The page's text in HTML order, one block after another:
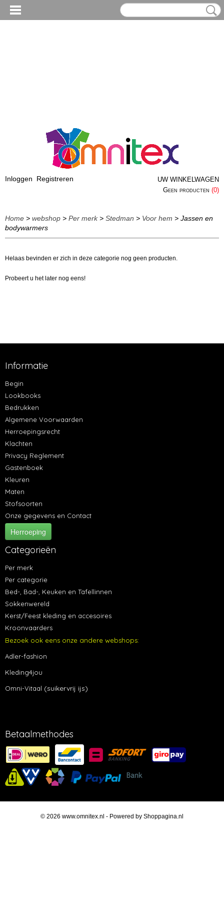
Inloggen Registreren
UW WINKELWAGEN
Geen producten (0)
Home > webshop > Per merk> Stedman > Voor hem > Jassen en
bodywarmers
Helaas bevinden er zich in deze categorie nog geen producten.
Probeert u het later nog eens!
Informatie
Begin
Lookbooks
Bedrukken
Algemene Voorwaarden
Herroepingsrecht
Klachten
Privacy Reglement
Gastenboek
Kleuren
Maten
Stofsoorten
Onze gegevens en Contact
Herroeping
Categorieën
Per merk
Per categorie
Bed-, Bad-, Keuken en Tafellinnen
Sokkenwereld
Kerst/Feest kleding en accesoires
Kroonvaarders
Bezoek ook eens onze andere webshops:
Adler-fashion
Kleding4jou
Omni-Vitaal (suikervrij ijs)
Betaalmethodes
© 2026 www.omnitex.nl - Powered by Shoppagina.nl